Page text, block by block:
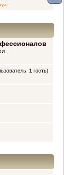
1 гость)